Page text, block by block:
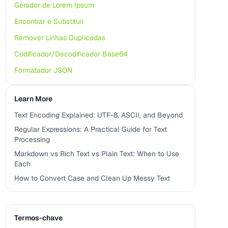
Gerador de Lorem Ipsum
Encontrar e Substituir
Remover Linhas Duplicadas
Codificador/Decodificador Base64
Formatador JSON
Learn More
Text Encoding Explained: UTF-8, ASCII, and Beyond
Regular Expressions: A Practical Guide for Text
Processing
Markdown vs Rich Text vs Plain Text: When to Use
Each
How to Convert Case and Clean Up Messy Text
Termos-chave